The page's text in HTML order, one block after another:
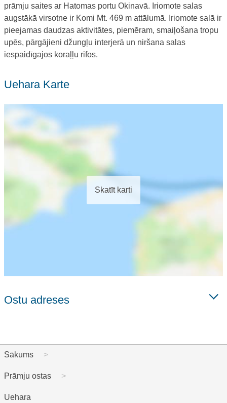
prāmju saites ar Hatomas portu Okinavā. Iriomote salas
augstākā virsotne ir Komi Mt. 469 m attālumā. Iriomote salā ir
pieejamas daudzas aktivitātes, piemēram, smaiļošana tropu
upēs, pārgājieni džungļu interjerā un niršana salas
iespaidīgajos koraļļu rifos.
Uehara Karte
Skatīt karti
Ostu adreses
Sākums
Prāmju ostas
Uehara